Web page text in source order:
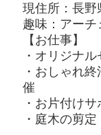
現住所：長野
趣味：アーチ
【お仕事】
・オリジナ
・おしゃれ
催
・お片付けサ
・庭木の剪定